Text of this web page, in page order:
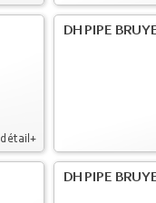
détail+
DH PIPE
DH PIPE